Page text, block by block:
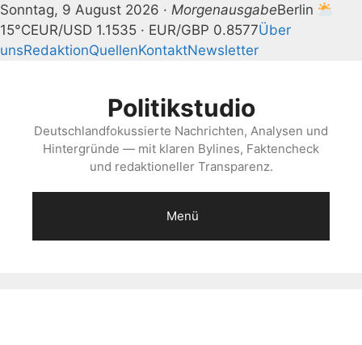
Sonntag, 9 August 2026 · MorgenausgabeBerlin
15°CEUR/USD 1.1535 · EUR/GBP 0.8577Über
unsRedaktionQuellenKontaktNewsletter
Politikstudio
Deutschlandfokussierte Nachrichten, Analysen und
Hintergründe — mit klaren Bylines, Faktencheck
und redaktioneller Transparenz.
Menü